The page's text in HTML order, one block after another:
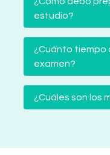
estudio?
¿Cuánto tiempo
examen?
¿Cuáles son los